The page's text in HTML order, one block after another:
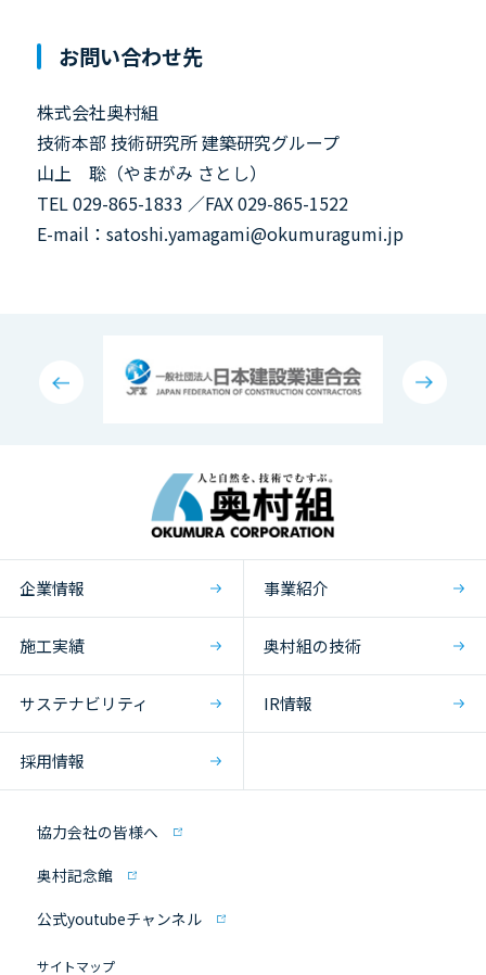
お問い合わせ先
株式会社奥村組
技術本部 技術研究所 建築研究グループ
山上 聡（やまがみ さとし）
TEL 029-865-1833 ／FAX 029-865-1522
E-mail：satoshi.yamagami@okumuragumi.jp
企業情報 事業紹介
施工実績 奥村組の技術
サステナビリティ IR情報
採用情報
協力会社の皆様へ
奥村記念館
公式youtubeチャンネル
サイトマップ